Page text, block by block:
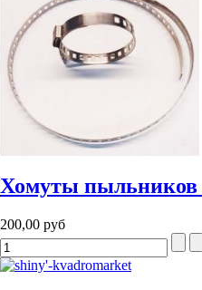
Хомуты пыльников
200,00 руб